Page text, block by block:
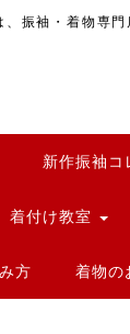
振袖・着物専門
新作振袖コ
着付け教室
方 着物の